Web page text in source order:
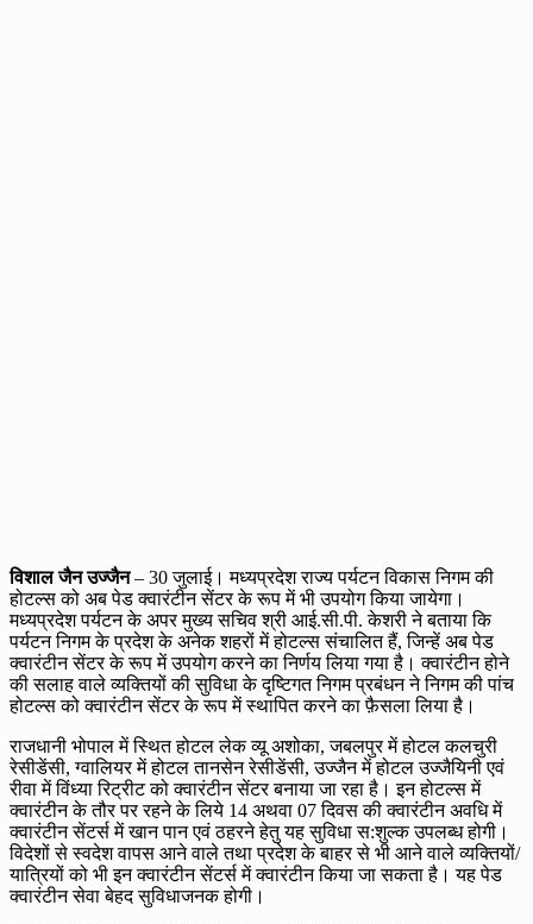
विशाल जैन उज्जैन– 30 जुलाई। मध्‍यप्रदेश राज्‍य पर्यटन विकास निगम की
होटल्स को अब पेड क्वारंटीन सेंटर के रूप में भी उपयोग किया जायेगा।
मध्‍यप्रदेश पर्यटन के अपर मुख्य सचिव श्री आई.सी.पी. केशरी ने बताया कि
पर्यटन निगम के प्रदेश के अनेक शहरों में होटल्‍स संचालित हैं, जिन्‍हें अब पेड
क्वारंटीन सेंटर के रूप में उपयोग करने का निर्णय लिया गया है। क्वारंटीन होने
की सलाह वाले व्यक्तियों की सुविधा के दृष्टिगत निगम प्रबंधन ने निगम की पांच
होटल्स को क्‍वारंटीन सेंटर के रूप में स्थापित करने का फ़ैसला लिया है।
राजधानी भोपाल में स्थित होटल लेक व्‍यू अशोका, जबलपुर में होटल कलचुरी
रेसीडेंसी, ग्वालियर में होटल तानसेन रेसीडेंसी, उज्‍जैन में होटल उज्‍जैयिनी एवं
रीवा में विंध्‍या रिट्रीट को क्‍वारंटीन सेंटर बनाया जा रहा है। इन होटल्‍स में
क्‍वारंटीन के तौर पर रहने के लिये 14 अथवा 07 दिवस की क्‍वारंटीन अवधि में
क्‍वारंटीन सेंटर्स में खान पान एवं ठहरने हेतु यह सुविधा स:शुल्‍क उपलब्‍ध होगी।
विदेशों से स्‍वदेश वा‍पस आने वाले तथा प्रदेश के बाहर से भी आने वाले व्‍यक्तियों/
यात्रियों को भी इन क्‍वारंटीन सेंटर्स में क्‍वारंटीन किया जा सकता है। यह पेड
क्‍वारंटीन सेवा बेहद सुविधाजनक होगी।